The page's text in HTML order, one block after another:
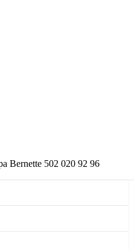
Bernette 502 020 92 96